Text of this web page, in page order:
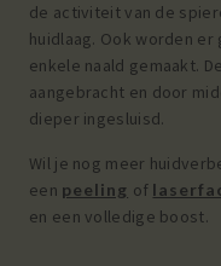
de activiteit van de
huidlaag. Ook worden
enkele naald gemaakt.
aangebracht en door
dieper ingesluisd.
Wil je nog meer
een peeling of
en een volledige boost.